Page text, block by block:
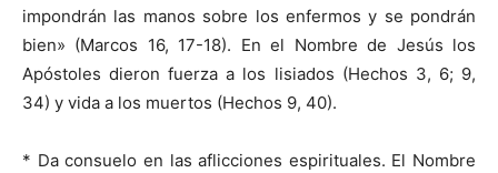
impondrán las manos sobre los enfermos y se pondrán
bien» (Marcos 16, 17-18). En el Nombre de Jesús los
Apóstoles dieron fuerza a los lisiados (Hechos 3, 6; 9,
34) y vida a los muertos (Hechos 9, 40).
* Da consuelo en las aflicciones espirituales. El Nombre